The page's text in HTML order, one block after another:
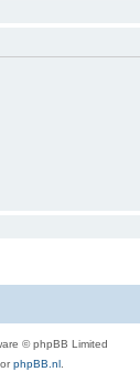
© phpBB Limited
phpBB.nl.